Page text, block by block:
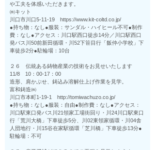
や工夫を体感いただきます。
㈱キット
川口市川口5-11-19 https://www.kit-coltd.co.jp/
●持ち物：なし●服装：サンダル・ハイヒール不可●制作
費：なし●アクセス：川口駅西口徒歩14分／川口駅西口
発バス川50前新田循環・川52下笹目行「飯仲小学校」下
車徒歩2分●駐輪場：10台
２６ 伝統ある鋳物産業の技術をお見せいたします
11/8 10：00-17：00
造形、肩かぶせ、鋳込み溶解仕上げ作業を見学。
富和鋳造㈱
川口市本町1-19-1 http://tomiwachuzo.co.jp/
●持ち物：なし●服装：自由●制作費：なし●アクセス：
川口駅東口発バス川21領家工場街回り・川24川口駅東口
行「荒川大橋」下車徒歩5分、川02東領家循環・川04舎
人団地行・川15谷在家駅循環「芝川橋」下車徒歩13分●
駐輪場：不可